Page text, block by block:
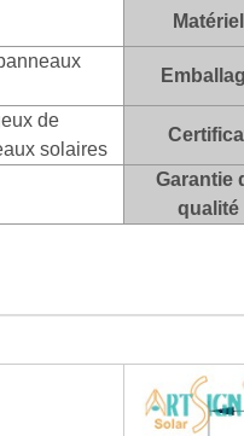
Matériel
de
solaires
Garantie
qualité